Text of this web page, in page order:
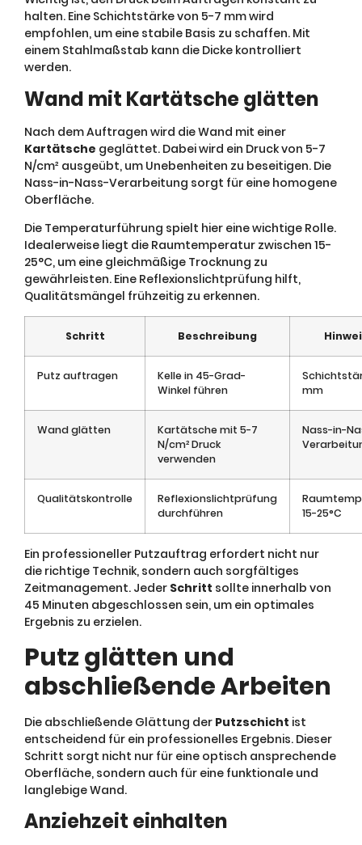
halten. Eine Schichtstärke von 5-7 mm wird
empfohlen, um eine stabile Basis zu schaffen. Mit
einem Stahlmaßstab kann die Dicke kontrolliert
werden.
Wand mit Kartätsche glätten
Nach dem Auftragen wird die Wand mit einer
Kartätsche geglättet. Dabei wird ein Druck von 5-7
N/cm² ausgeübt, um Unebenheiten zu beseitigen. Die
Nass-in-Nass-Verarbeitung sorgt für eine homogene
Oberfläche.
Die Temperaturführung spielt hier eine wichtige Rolle.
Idealerweise liegt die Raumtemperatur zwischen 15-
25°C, um eine gleichmäßige Trocknung zu
gewährleisten. Eine Reflexionslichtprüfung hilft,
Qualitätsmängel frühzeitig zu erkennen.
Schritt Beschreibung
Putz auftragen
Kelle in 45-Grad-
Winkel führen
mm
Wand glätten
Kartätsche mit 5-7
N/cm² Druck
verwenden
Nass-in-
Qualitätskontrolle
Reflexionslichtprüfung
durchführen
15-25°C
Ein professioneller Putzauftrag erfordert nicht nur
die richtige Technik, sondern auch sorgfältiges
Zeitmanagement. Jeder Schritt sollte innerhalb von
45 Minuten abgeschlossen sein, um ein optimales
Ergebnis zu erzielen.
Putz glätten und
abschließende Arbeiten
Die abschließende Glättung der Putzschicht ist
entscheidend für ein professionelles Ergebnis. Dieser
Schritt sorgt nicht nur für eine optisch ansprechende
Oberfläche, sondern auch für eine funktionale und
langlebige Wand.
Anziehzeit einhalten